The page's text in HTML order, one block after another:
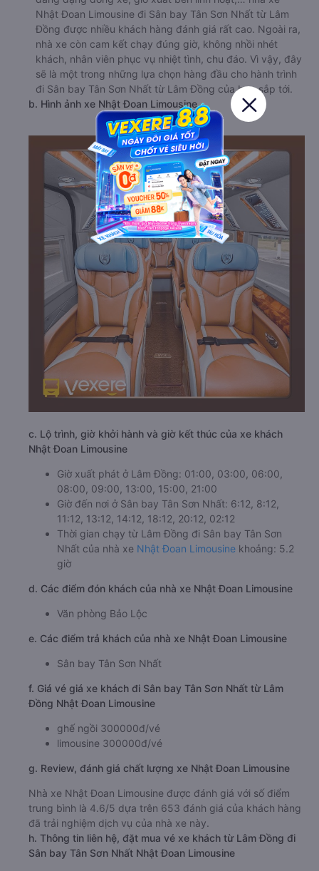
Nhật Đoan Limousine đi Sân bay Tân Sơn Nhất từ Lâm
Đồng được nhiều khách hàng đánh giá rất cao. Ngoài ra,
nhà xe còn cam kết chạy đúng giờ, không nhồi nhét
khách, nhân viên phục vụ nhiệt tình, chu đáo. Vì vậy, đây
sẽ là một trong những lựa chọn hàng đầu cho hành trình
đi Sân bay Tân Sơn Nhất từ Lâm Đồng của bạn sắp tới.
b. Hình ảnh xe Nhật Đoan Limousine
c. Lộ trình, giờ khởi hành và giờ kết thúc của xe khách
Nhật Đoan Limousine
Giờ xuất phát ở Lâm Đồng: 01:00, 03:00, 06:00,
08:00, 09:00, 13:00, 15:00, 21:00
Giờ đến nơi ở Sân bay Tân Sơn Nhất: 6:12, 8:12,
11:12, 13:12, 14:12, 18:12, 20:12, 02:12
Thời gian chạy từ Lâm Đồng đi Sân bay Tân Sơn
Nhất của nhà xe Nhật Đoan Limousine khoảng: 5.2
giờ
d. Các điểm đón khách của nhà xe Nhật Đoan Limousine
Văn phòng Bảo Lộc
e. Các điểm trả khách của nhà xe Nhật Đoan Limousine
Sân bay Tân Sơn Nhất
f. Giá vé giá xe khách đi Sân bay Tân Sơn Nhất từ Lâm
Đồng Nhật Đoan Limousine
ghế ngồi 300000đ/vé
limousine 300000đ/vé
g. Review, đánh giá chất lượng xe Nhật Đoan Limousine
Nhà xe Nhật Đoan Limousine được đánh giá với số điểm
trung bình là 4.6/5 dựa trên 653 đánh giá của khách hàng
đã trải nghiệm dịch vụ của nhà xe này.
h. Thông tin liên hệ, đặt mua vé xe khách từ Lâm Đồng đi
Sân bay Tân Sơn Nhất Nhật Đoan Limousine